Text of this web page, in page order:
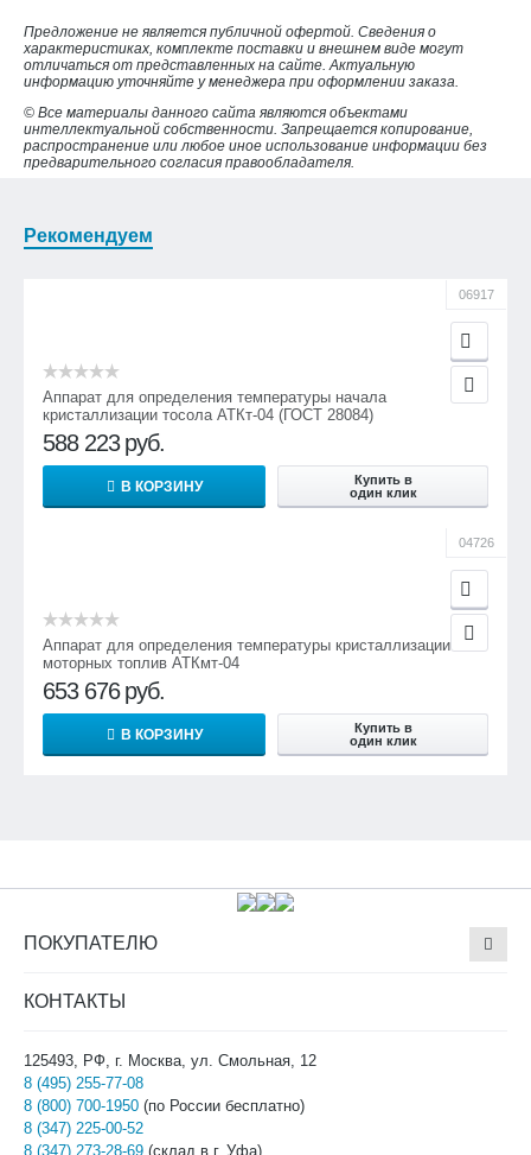
Предложение не является публичной офертой. Сведения о
характеристиках, комплекте поставки и внешнем виде могут
отличаться от представленных на сайте. Актуальную
информацию уточняйте у менеджера при оформлении заказа.
© Все материалы данного сайта являются объектами
интеллектуальной собственности. Запрещается копирование,
распространение или любое иное использование информации без
предварительного согласия правообладателя.
Рекомендуем
06917
Аппарат для определения температуры начала
кристаллизации тосола АТКт-04 (ГОСТ 28084)
588 223 руб.
В КОРЗИНУ
Купить в
один клик
04726
Аппарат для определения температуры кристаллизации
моторных топлив АТКмт-04
653 676 руб.
В КОРЗИНУ
Купить в
один клик
ПОКУПАТЕЛЮ
КОНТАКТЫ
125493, РФ, г. Москва, ул. Смольная, 12
8 (495) 255-77-08
8 (800) 700-1950 (по России бесплатно)
8 (347) 225-00-52
8 (347) 273-28-69 (склад в г. Уфа)